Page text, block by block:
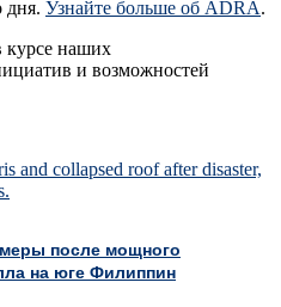
дня. Узнайте больше об ADRA.
курсе наших
и возможностей
после мощного
на юге Филиппин